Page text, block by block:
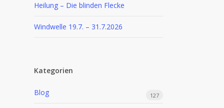
Heilung – Die blinden Flecke
Windwelle 19.7. – 31.7.2026
Kategorien
Blog 127